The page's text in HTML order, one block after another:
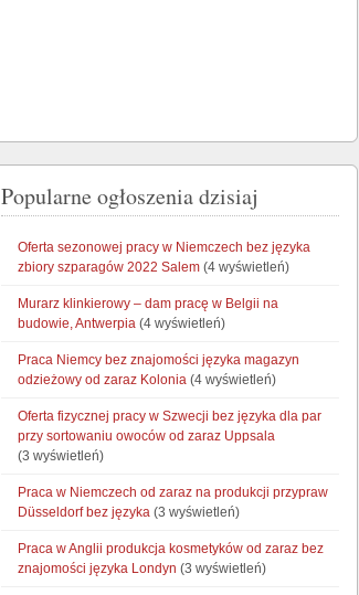
Popularne ogłoszenia dzisiaj
Oferta sezonowej pracy w Niemczech bez języka
zbiory szparagów 2022 Salem (4 wyświetleń)
Murarz klinkierowy – dam pracę w Belgii na
budowie, Antwerpia (4 wyświetleń)
Praca Niemcy bez znajomości języka magazyn
odzieżowy od zaraz Kolonia (4 wyświetleń)
Oferta fizycznej pracy w Szwecji bez języka dla par
przy sortowaniu owoców od zaraz Uppsala
(3 wyświetleń)
Praca w Niemczech od zaraz na produkcji przypraw
Düsseldorf bez języka (3 wyświetleń)
Praca w Anglii produkcja kosmetyków od zaraz bez
znajomości języka Londyn (3 wyświetleń)